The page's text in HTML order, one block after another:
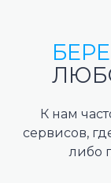
К нам
сервисов,
либо